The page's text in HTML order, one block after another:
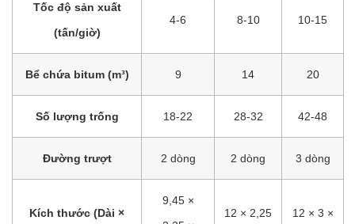
Tốc độ sản xuất
(tấn/giờ)
4-6 8-10 10-15
Bể chứa bitum (m³) 9 14 20
Số lượng trống 18-22 28-32 42-48
Đường trượt 2 dòng 2 dòng 3 dòng
Kích thước (Dài ×
9,45 ×
12 × 2,25 12 × 3 ×